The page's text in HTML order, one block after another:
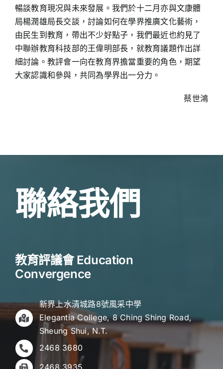
暢談教育現况與未來發展。我們於十二月亦與文康體
局楊潤雄局長交談，討論如何在學界推廣文化藝術，
由民生到教育，帶出不少好點子，我們最近也約見了
中聯辦教育科技部的王偉明部長，就教育議題作出詳
細討論。教評會一向在教育界擔當重要的角色，期望
大家認識和參與，共同為學界出一分力。
蔡世鴻
聯絡我們
教育評議會 Education
Convergence
新界上水清城路8號風采中學
Elegantia College, 8 Ching Shing Road,
Sheung Shui, N.T.
2468 3680
2468 3935